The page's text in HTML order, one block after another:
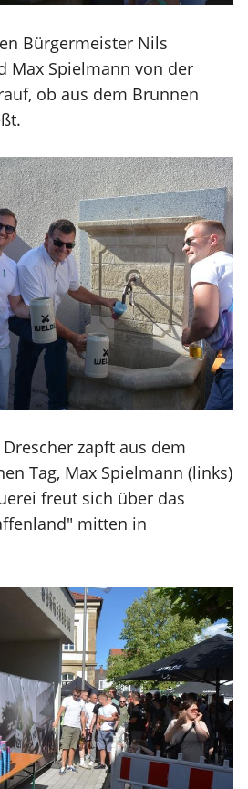
Bürgermeister Nils
Max Spielmann von der
ob aus dem Brunnen
zapft aus dem
Tag, Max Spielmann (links)
freut sich über das
mitten in